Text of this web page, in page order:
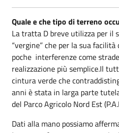
Quale e che tipo di terreno
La tratta D breve utilizza per il
“vergine” che per la sua facilità
poche interferenze come
realizzazione più semplice.Il
cintura verde che
anni è stata in larga parte
del Parco Agricolo Nord Est
Dati alla mano possiamo